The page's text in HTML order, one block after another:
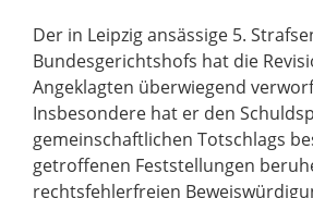
Der in Leipzig ansässige 5.
Bundesgerichtshofs hat die
Angeklagten überwiegend
Insbesondere hat er den
gemeinschaftlichen Totschlags
getroffenen Feststellungen
rechtsfehlerfreien